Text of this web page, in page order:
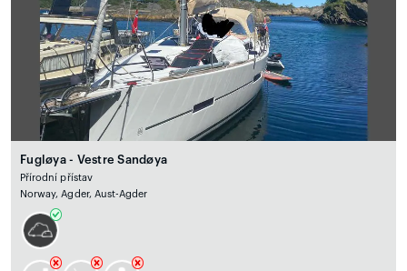
Fugløya - Vestre Sandøya
Přírodní přístav
Norway, Agder, Aust-Agder